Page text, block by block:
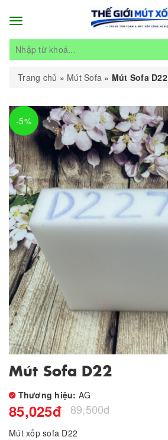
Toggle
Trang chủ » Mút Sofa » Mút Sofa D22
-5%
Mút Sofa D22
Thương hiệu: AG
85,025đ 89,500đ
Mút xốp sofa D22